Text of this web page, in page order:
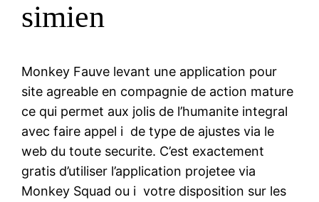
simien
Monkey Fauve levant une application pour
site agreable en compagnie de action mature
ce qui permet aux jolis de l’humanite integral
avec faire appel i de type de ajustes via le
web du toute securite. C’est exactement
gratis d’utiliser l’application projetee via
Monkey Squad ou i votre disposition sur les